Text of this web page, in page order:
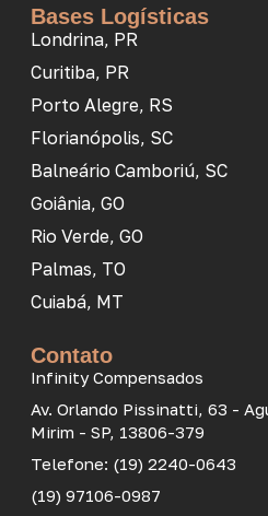
Bases Logísticas
Londrina, PR
Curitiba, PR
Porto Alegre, RS
Florianópolis, SC
Balneário Camboriú, SC
Goiânia, GO
Rio Verde, GO
Palmas, TO
Cuiabá, MT
Contato
Infinity Compensados
Av. Orlando Pissinatti, 63 -
Mirim - SP, 13806-379
Telefone: (19) 2240-0643
(19) 97106-0987